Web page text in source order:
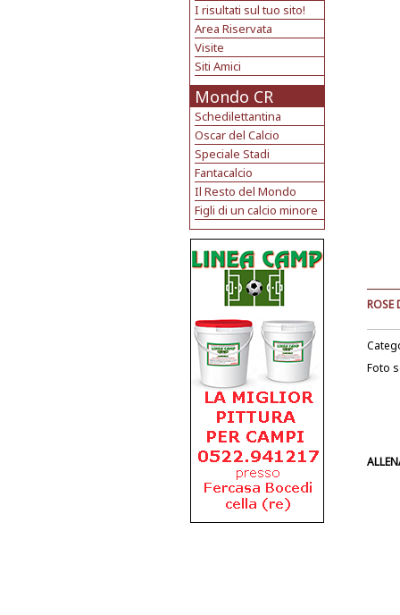
I risultati sul tuo sito!
Area Riservata
Visite
Siti Amici
Mondo CR
Schedilettantina
Oscar del Calcio
Speciale Stadi
Fantacalcio
Il Resto del Mondo
Figli di un calcio minore
ROSE
Foto